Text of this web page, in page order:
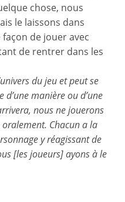
chose, nous
le laissons dans
de jouer avec
de rentrer dans les
du jeu et peut se
manière ou d’une
nous ne jouerons
Chacun a la
y réagissant de
[les joueurs] ayons à le